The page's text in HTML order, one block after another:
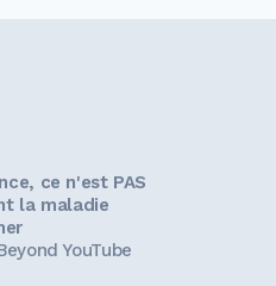
ce n'est PAS
la maladie
YouTube